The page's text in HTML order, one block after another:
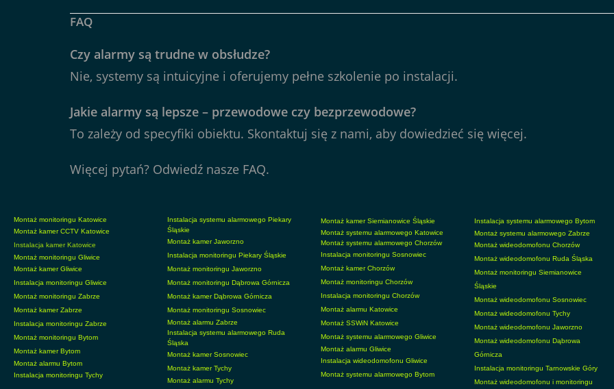
FAQ
Czy alarmy są trudne w obsłudze?
Nie, systemy są intuicyjne i oferujemy pełne szkolenie po instalacji.
Jakie alarmy są lepsze – przewodowe czy bezprzewodowe?
To zależy od specyfiki obiektu. Skontaktuj się z nami, aby dowiedzieć się więcej.
Więcej pytań? Odwiedź nasze FAQ.
Montaż monitoringu Katowice
Montaż kamer CCTV Katowice
Instalacja kamer Katowice
Montaż monitoringu Gliwice
Montaż kamer Gliwice
Instalacja monitoringu Gliwice
Montaż monitoringu Zabrze
Montaż kamer Zabrze
Instalacja monitoringu Zabrze
Montaż monitoringu Bytom
Montaż kamer Bytom
Montaż alarmu Bytom
Instalacja monitoringu Tychy
Instalacja systemu alarmowego Piekary
Śląskie
Montaż kamer Jaworzno
Instalacja monitoringu Piekary Śląskie
Montaż monitoringu Jaworzno
Montaż monitoringu Dąbrowa Górnicza
Montaż kamer Dąbrowa Górnicza
Montaż monitoringu Sosnowiec
Montaż alarmu Zabrze
Instalacja systemu alarmowego Ruda
Śląska
Montaż kamer Sosnowiec
Montaż kamer Tychy
Montaż alarmu Tychy
Montaż kamer Siemianowice Śląskie
Montaż systemu alarmowego Katowice
Montaż systemu alarmowego Chorzów
Instalacja monitoringu Sosnowiec
Montaż kamer Chorzów
Montaż monitoringu Chorzów
Instalacja monitoringu Chorzów
Montaż alarmu Katowice
Montaż SSWiN Katowice
Montaż systemu alarmowego Gliwice
Montaż alarmu Gliwice
Instalacja wideodomofonu Gliwice
Montaż systemu alarmowego Bytom
Instalacja systemu alarmowego Bytom
Montaż systemu alarmowego Zabrze
Montaż wideodomofonu Chorzów
Montaż wideodomofonu Ruda Śląska
Montaż monitoringu Siemianowice
Śląskie
Montaż wideodomofonu Sosnowiec
Montaż wideodomofonu Tychy
Montaż wideodomofonu Jaworzno
Montaż wideodomofonu Dąbrowa
Górnicza
Instalacja monitoringu Tarnowskie Góry
Montaż wideodomofonu i monitoringu